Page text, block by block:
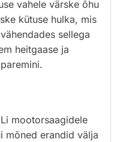
vahele värske õhu
kütuse hulka, mis
sellega
heitgaase ja
mootorsaagidele
mõned erandid välja